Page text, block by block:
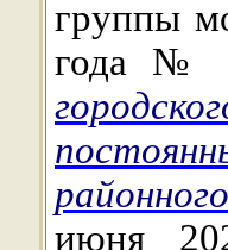
группы
года №
июня